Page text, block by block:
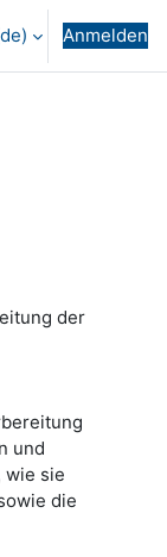
Anmelden
der
und
wie sie
die